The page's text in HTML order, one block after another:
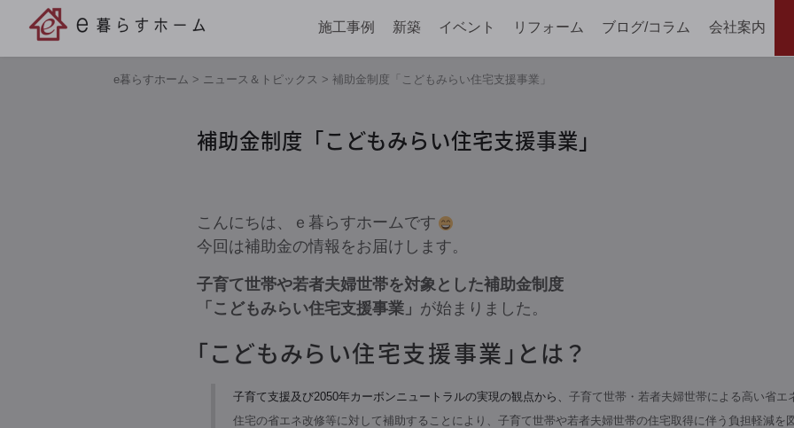
施工事例 新築 イベント リフォーム ブログ/コラム 会社案内
e暮らすホーム > ニュース＆トピックス > 補助金制度「こどもみらい住宅支援事業」
補助金制度「こどもみらい住宅支援事業」
こんにちは、ｅ暮らすホームです
今回は補助金の情報をお届けします。
子育て世帯や若者夫婦世帯を対象とした補助金制度
「こどもみらい住宅支援事業」 が始まりました。
「こどもみらい住宅支援事業」とは？
子育て支援及び2050年カーボンニュートラルの実現の観点から、 子育て世帯・若者夫婦世帯による高い省エ
住宅の省エネ改修等に対して補助することにより、子育て世帯や若者夫婦世帯の住宅取得に伴う​負担軽減を